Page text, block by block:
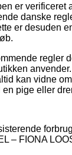
er verificeret
danske
er desuden
regler
kan vidne
en pige eller
– FIONA